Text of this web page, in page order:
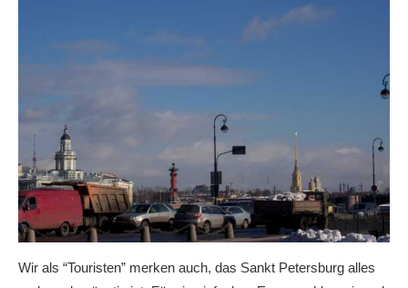
Wir als “Touristen” merken auch, das Sankt Petersburg alles